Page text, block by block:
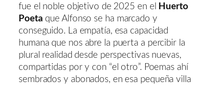
fue el noble objetivo de 2025 en el
Huerto
Poeta que Alfonso se ha marcado y
conseguido. La empatía, esa capacidad
humana que nos abre la puerta a percibir la
plural realidad desde perspectivas nuevas,
compartidas por y con “el otro”. Poemas ahí
sembrados y abonados, en esa pequeña villa